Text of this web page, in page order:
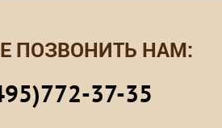
ПОЗВОНИТЬ НАМ:
37-35